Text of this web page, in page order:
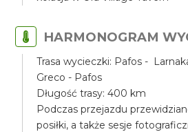
HARMONOGRAM
Trasa wycieczki: Pafos -
Greco - Pafos
Długość trasy: 400 km
Podczas przejazdu
posiłki, a także sesje